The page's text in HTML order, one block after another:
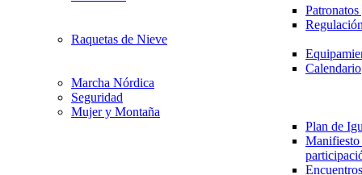
Raquetas de Nieve
Calendario
Marcha Nórdica
Seguridad
Mujer y Montaña
Plan de